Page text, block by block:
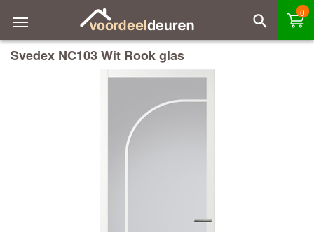
0
Svedex NC103 Wit Rook glas